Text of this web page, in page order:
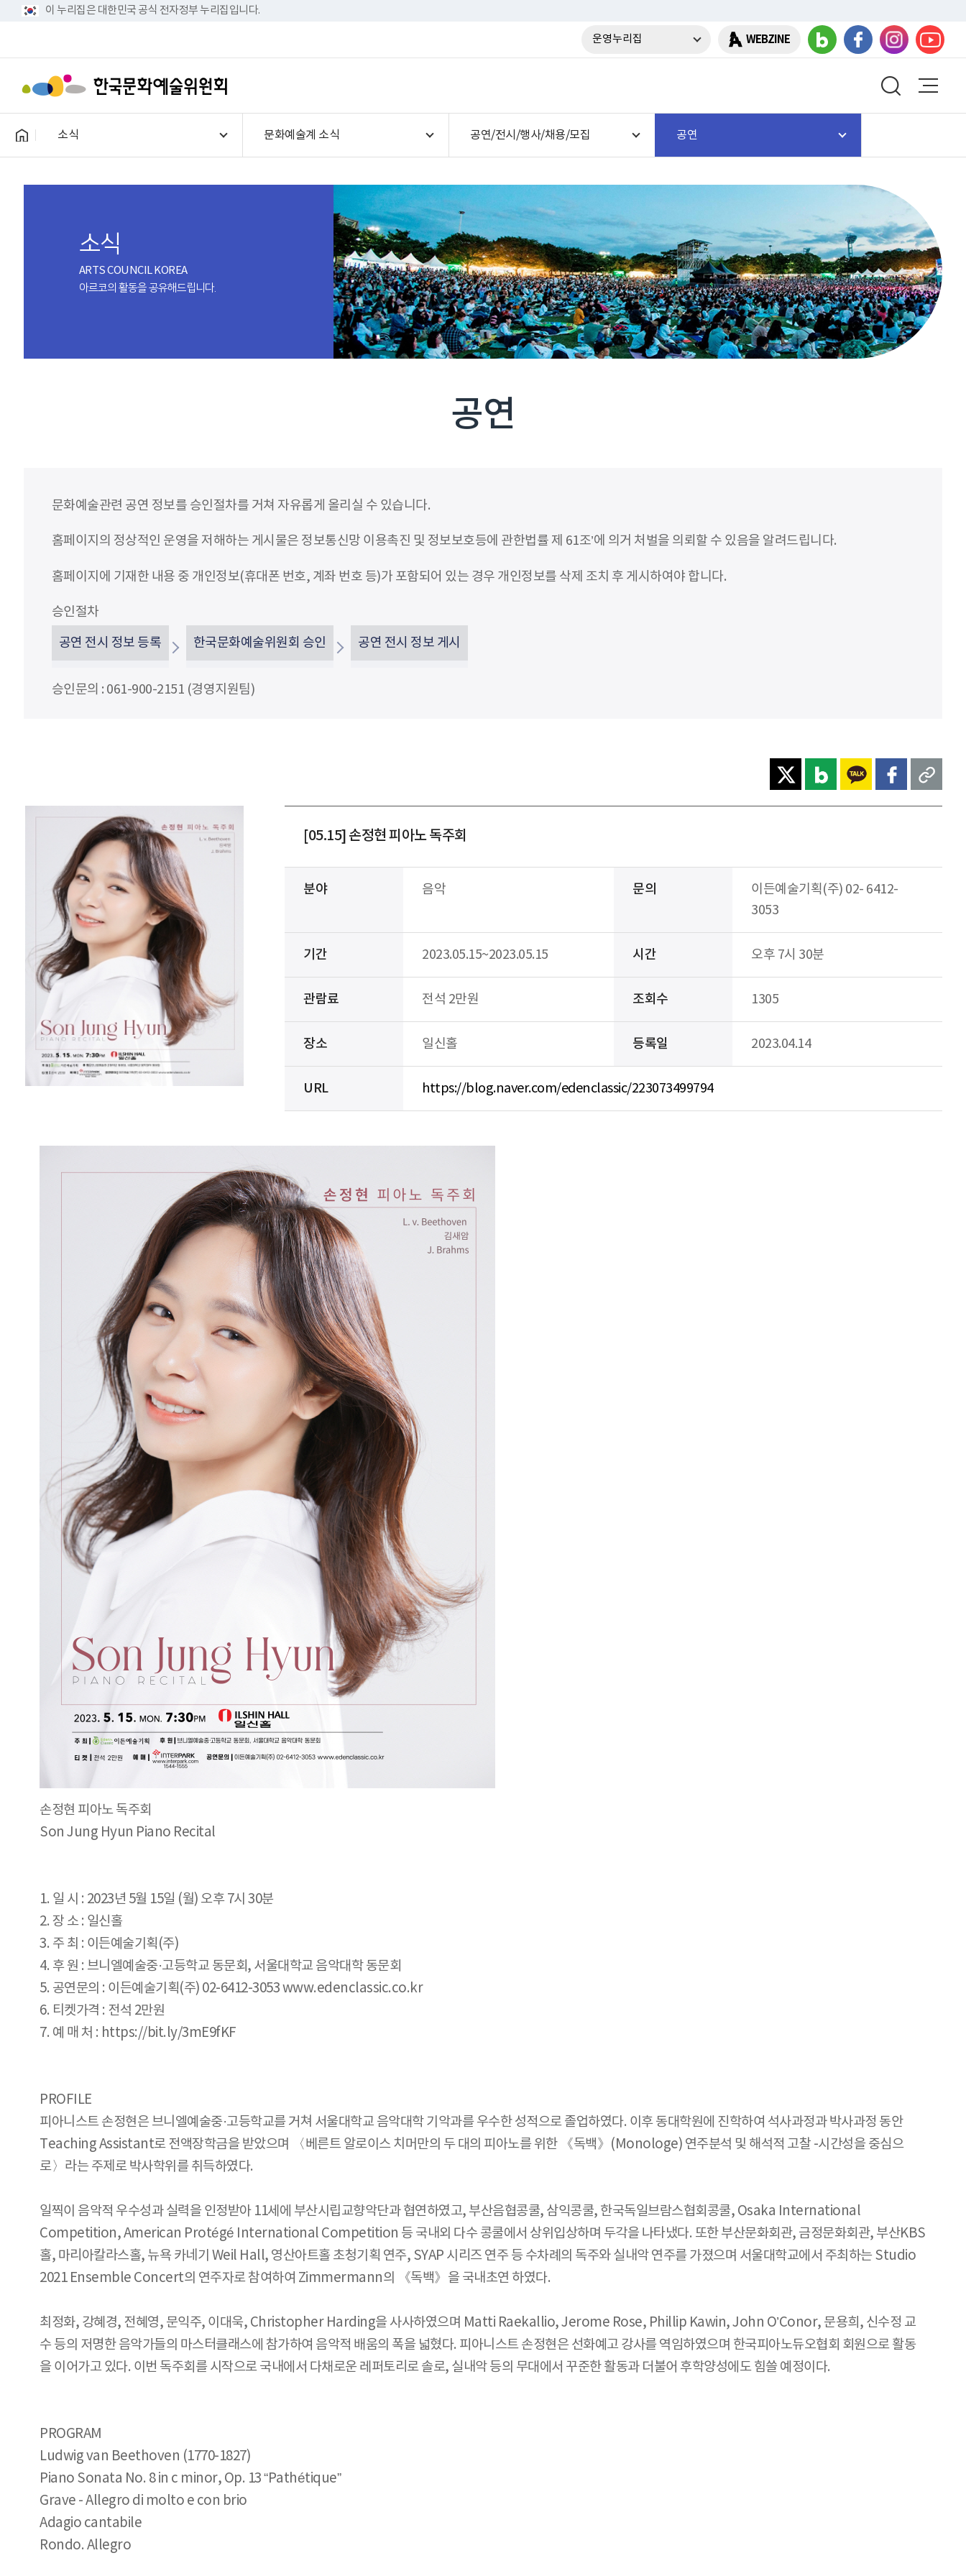
이 누리집은 대한민국 공식 전자정부 누리집입니다.
운영누리집 WEBZINE
소식 문화예술계 소식 공연/전시/행사/채용/모집 공연
소식
ARTS COUNCIL KOREA
아르코의 활동을 공유해드립니다.
공연
문화예술관련 공연 정보를 승인절차를 거쳐 자유롭게 올리실 수 있습니다.
홈페이지의 정상적인 운영을 저해하는 게시물은 정보통신망 이용촉진 및 정보보호등에 관한법률 제 61조’에 의거 처벌을 의뢰할 수 있음을 알려드립니다.
홈페이지에 기재한 내용 중 개인정보(휴대폰 번호, 계좌 번호 등)가 포함되어 있는 경우 개인정보를 삭제 조치 후 게시하여야 합니다.
승인절차
공연 전시 정보 등록 한국문화예술위원회 승인 공연 전시 정보 게시
승인문의 : 061-900-2151 (경영지원팀)
[05.15] 손정현 피아노 독주회
분야 음악 문의
이든예술기획(주) 02- 6412-
3053
기간 2023.05.15~2023.05.15 시간 오후 7시 30분
관람료 전석 2만원 조회수 1305
장소 일신홀 등록일 2023.04.14
URL https://blog.naver.com/edenclassic/223073499794
손정현 피아노 독주회
Son Jung Hyun Piano Recital
1. 일 시 : 2023년 5월 15일 (월) 오후 7시 30분
2. 장 소 : 일신홀
3. 주 최 : 이든예술기획(주)
4. 후 원 : 브니엘예술중·고등학교 동문회, 서울대학교 음악대학 동문회
5. 공연문의 : 이든예술기획(주) 02-6412-3053 www.edenclassic.co.kr
6. 티켓가격 : 전석 2만원
7. 예 매 처 : https://bit.ly/3mE9fKF
PROFILE
피아니스트 손정현은 브니엘예술중·고등학교를 거쳐 서울대학교 음악대학 기악과를 우수한 성적으로 졸업하였다. 이후 동대학원에 진학하여 석사과정과 박사과정 동안
Teaching Assistant로 전액장학금을 받았으며 〈베른트 알로이스 치머만의 두 대의 피아노를 위한 《독백》(Monologe) 연주분석 및 해석적 고찰 -시간성을 중심으
로〉라는 주제로 박사학위를 취득하였다.
일찍이 음악적 우수성과 실력을 인정받아 11세에 부산시립교향악단과 협연하였고, 부산음협콩쿨, 삼익콩쿨, 한국독일브람스협회콩쿨, Osaka International
Competition, American Protégé International Competition 등 국내외 다수 콩쿨에서 상위입상하며 두각을 나타냈다. 또한 부산문화회관, 금정문화회관, 부산KBS
홀, 마리아칼라스홀, 뉴욕 카네기 Weil Hall, 영산아트홀 초청기획 연주, SYAP 시리즈 연주 등 수차례의 독주와 실내악 연주를 가졌으며 서울대학교에서 주최하는 Studio
2021 Ensemble Concert의 연주자로 참여하여 Zimmermann의 《독백》을 국내초연 하였다.
최정화, 강혜경, 전혜영, 문익주, 이대욱, Christopher Harding을 사사하였으며 Matti Raekallio, Jerome Rose, Phillip Kawin, John O’Conor, 문용희, 신수정 교
수 등의 저명한 음악가들의 마스터클래스에 참가하여 음악적 배움의 폭을 넓혔다. 피아니스트 손정현은 선화예고 강사를 역임하였으며 한국피아노듀오협회 회원으로 활동
을 이어가고 있다. 이번 독주회를 시작으로 국내에서 다채로운 레퍼토리로 솔로, 실내악 등의 무대에서 꾸준한 활동과 더불어 후학양성에도 힘쓸 예정이다.
PROGRAM
Ludwig van Beethoven (1770-1827)
Piano Sonata No. 8 in c minor, Op. 13 “Pathétique”
Grave - Allegro di molto e con brio
Adagio cantabile
Rondo. Allegro